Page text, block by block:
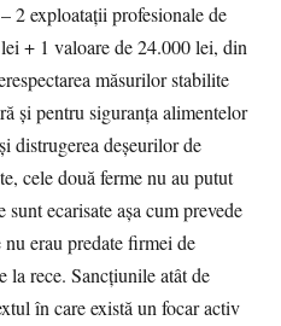
2 exploatații profesionale de
+ 1 valoare de 24.000 lei, din
măsurilor stabilite
și pentru siguranța alimentelor
distrugerea deșeurilor de
cele două ferme nu au putut
ecarisate așa cum prevede
erau predate firmei de
la rece. Sancțiunile atât de
în care există un focar activ